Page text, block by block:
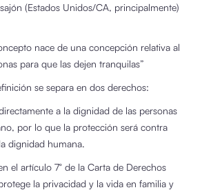
(Estados Unidos/CA, principalmente)
nace de una concepción relativa al
para que las dejen tranquilas”
se separa en dos derechos:
a la dignidad de las personas
por lo que la protección será contra
dignidad humana.
el artículo 7° de la Carta de Derechos
la privacidad y la vida en familia y